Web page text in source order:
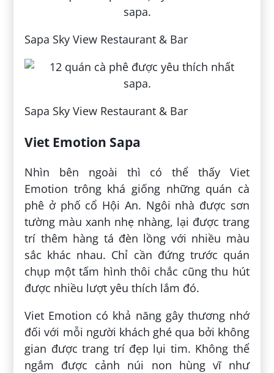
Sapa Sky View Restaurant & Bar
Sapa Sky View Restaurant & Bar
Viet Emotion Sapa
Nhìn bên ngoài thì có thể thấy Viet
Emotion trông khá giống những quán cà
phê ở phố cổ Hội An. Ngôi nhà được sơn
tường màu xanh nhẹ nhàng, lại được trang
trí thêm hàng tá đèn lồng với nhiều màu
sắc khác nhau. Chỉ cần đứng trước quán
chụp một tấm hình thôi chắc cũng thu hút
được nhiều lượt yêu thích lắm đó.
Viet Emotion có khả năng gây thương nhớ
đối với mỗi người khách ghé qua bởi không
gian được trang trí đẹp lụi tim. Không thể
ngắm được cảnh núi non hùng vĩ như